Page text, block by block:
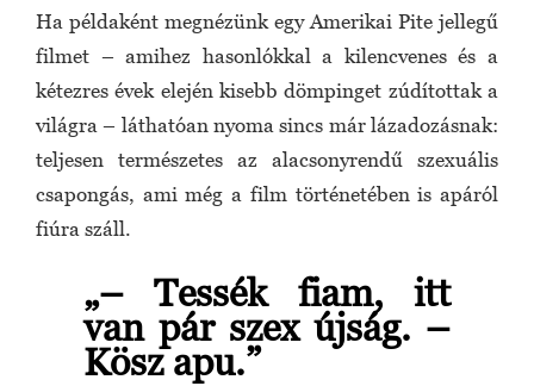
Ha példaként megnézünk egy Amerikai Pite jellegű
filmet – amihez hasonlókkal a kilencvenes és a
kétezres évek elején kisebb dömpinget zúdítottak a
világra – láthatóan nyoma sincs már lázadozásnak:
teljesen természetes az alacsonyrendű szexuális
csapongás, ami még a film történetében is apáról
fiúra száll.
„– Tessék fiam, itt
van pár szex újság. –
Kösz apu.”